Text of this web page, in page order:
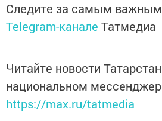
Следите за самым
Telegram-канале Татмедиа
Читайте новости
национальном
https://max.ru/tatmedia